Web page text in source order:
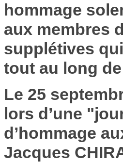
hommage
aux membres
supplétives
tout au long
Le 25
lors d’une
d’hommage
Jacques